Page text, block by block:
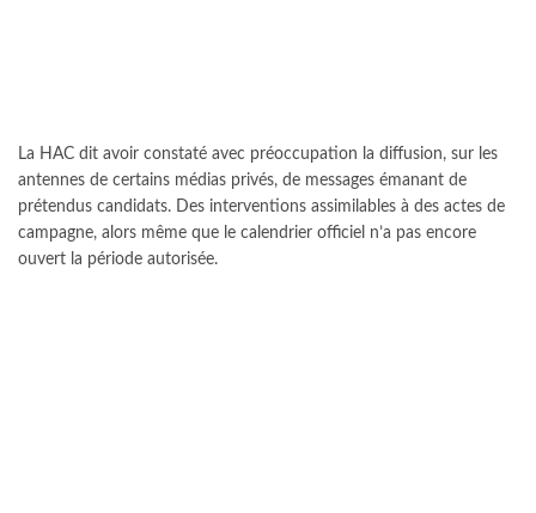
La HAC dit avoir constaté avec préoccupation la diffusion, sur les
antennes de certains médias privés, de messages émanant de
prétendus candidats. Des interventions assimilables à des actes de
campagne, alors même que le calendrier officiel n’a pas encore
ouvert la période autorisée.